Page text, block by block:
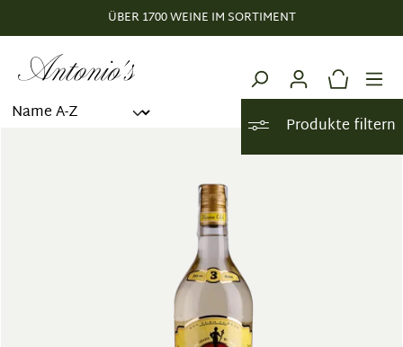
ÜBER 1700 WEINE IM SORTIMENT
Produkte filtern